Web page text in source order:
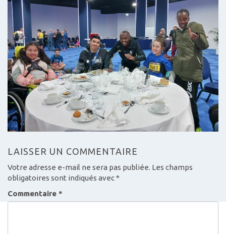
o
LAISSER UN COMMENTAIRE
Votre adresse e-mail ne sera pas publiée. Les champs
obligatoires sont indiqués avec*
Commentaire *